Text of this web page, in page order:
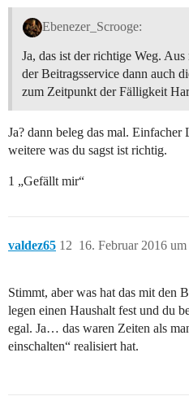
Ebenezer_Scrooge:
Ja, das ist der richtige Weg.
der Beitragsservice dann auch
zum Zeitpunkt der Fälligkeit
Ja? dann beleg das mal.
weitere was du sagst ist richtig.
1 „Gefällt mir“
valdez65 16. Februar 2016
12
Stimmt, aber was hat das mit den
legen einen Haushalt fest und du
egal. Ja… das waren Zeiten als
einschalten“ realisiert hat.